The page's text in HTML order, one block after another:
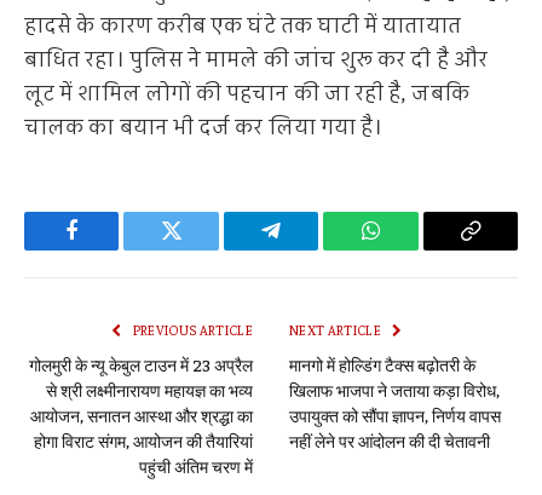
हादसे के कारण करीब एक घंटे तक घाटी में यातायात
बाधित रहा। पुलिस ने मामले की जांच शुरू कर दी है और
लूट में शामिल लोगों की पहचान की जा रही है, जबकि
चालक का बयान भी दर्ज कर लिया गया है।
Facebook Twitter Telegram WhatsApp Copy
PREVIOUS ARTICLE
गोलमुरी के न्यू केबुल टाउन में 23 अप्रैल
से श्री लक्ष्मीनारायण महायज्ञ का भव्य
आयोजन, सनातन आस्था और श्रद्धा का
होगा विराट संगम, आयोजन की तैयारियां
पहुंची अंतिम चरण में
NEXT ARTICLE
मानगो में होल्डिंग टैक्स बढ़ोतरी के
खिलाफ भाजपा ने जताया कड़ा विरोध,
उपायुक्त को सौंपा ज्ञापन, निर्णय वापस
नहीं लेने पर आंदोलन की दी चेतावनी